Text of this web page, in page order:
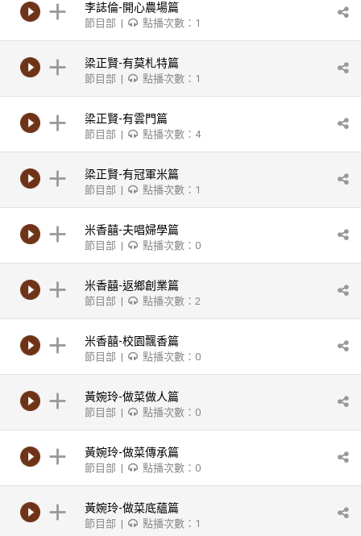
李誌倫-開心農場篇
節目部 | 點播次數：1
梁正賢-有莫札特篇
節目部 | 點播次數：1
梁正賢-有雲門篇
節目部 | 點播次數：4
梁正賢-有冠軍米篇
節目部 | 點播次數：1
米香囍-夫唱婦學篇
節目部 | 點播次數：0
米香囍-返鄉創業篇
節目部 | 點播次數：2
米香囍-校園飄香篇
節目部 | 點播次數：0
黃婉玲-做菜做人篇
節目部 | 點播次數：0
黃婉玲-做菜傳承篇
節目部 | 點播次數：0
黃婉玲-做菜底蘊篇
節目部 | 點播次數：1